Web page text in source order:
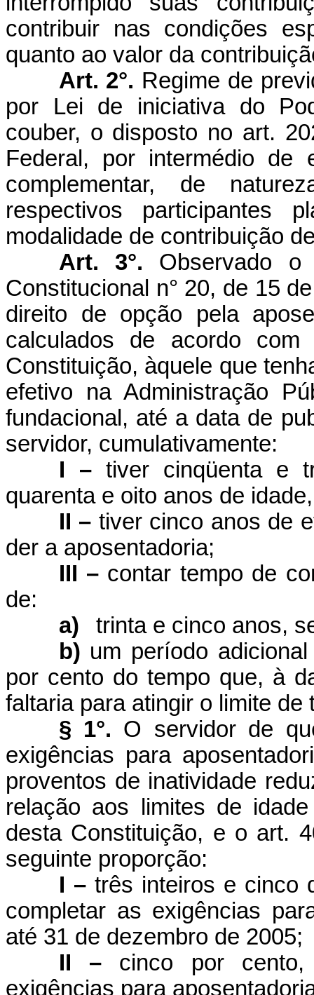
contribuir nas condições
quanto ao valor da
Art. 2°. Regime de
por Lei de iniciativa do
couber, o disposto no art.
Federal, por intermédio de
complementar, de
respectivos participantes
modalidade de contribuição
Art. 3°. Observado
Constitucional n° 20, de 15
direito de opção pela
calculados de acordo
Constituição, àquele que
efetivo na Administração
fundacional, até a data de
servidor, cumulativamente:
I – tiver cinqüenta e
quarenta e oito anos de
II – tiver cinco anos de
der a aposentadoria;
III – contar tempo de
de:
a)
trinta e cinco anos,
b) um período
por cento do tempo que, à
faltaria para atingir o limite
§ 1°. O servidor de
exigências para
proventos de inatividade
relação aos limites de
desta Constituição, e o art.
seguinte proporção:
I – três inteiros e cinco
completar as exigências
até 31 de dezembro de 2005;
II – cinco por
exigências para